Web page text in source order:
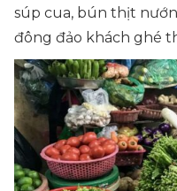
súp cua, bún thịt
đông đảo khách ghé